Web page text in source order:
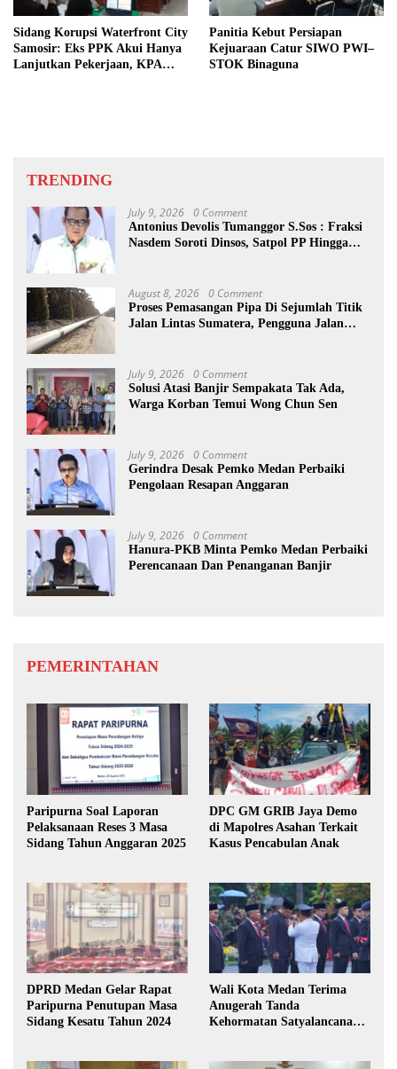
Sidang Korupsi Waterfront City
Samosir: Eks PPK Akui Hanya
Lanjutkan Pekerjaan, KPA
Panitia Kebut Persiapan
Kejuaraan Catur SIWO PWI–
STOK Binaguna
TRENDING
July 9, 2026 0 Comment
Antonius Devolis Tumanggor S.Sos : Fraksi
Nasdem Soroti Dinsos, Satpol PP Hingga
August 8, 2026 0 Comment
Proses Pemasangan Pipa Di Sejumlah Titik
Jalan Lintas Sumatera, Pengguna Jalan
July 9, 2026 0 Comment
Solusi Atasi Banjir Sempakata Tak Ada,
Warga Korban Temui Wong Chun Sen
July 9, 2026 0 Comment
Gerindra Desak Pemko Medan Perbaiki
Pengolaan Resapan Anggaran
July 9, 2026 0 Comment
Hanura-PKB Minta Pemko Medan Perbaiki
Perencanaan Dan Penanganan Banjir
PEMERINTAHAN
Paripurna Soal Laporan
Pelaksanaan Reses 3 Masa
Sidang Tahun Anggaran 2025
DPC GM GRIB Jaya Demo
di Mapolres Asahan Terkait
Kasus Pencabulan Anak
DPRD Medan Gelar Rapat
Paripurna Penutupan Masa
Sidang Kesatu Tahun 2024
Wali Kota Medan Terima
Anugerah Tanda
Kehormatan Satyalancana